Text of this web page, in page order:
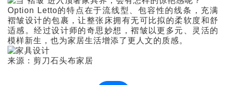
Option Letto的特点在于流线型、包容性的线条，充满
褶皱设计的包裹，让整张床拥有无可比拟的柔软度和舒
适感。经过设计师的奇思妙想，褶皱以更多元、灵活的
模样新生，也为家居生活增添了更人文的质感。
来源：剪刀石头布家居